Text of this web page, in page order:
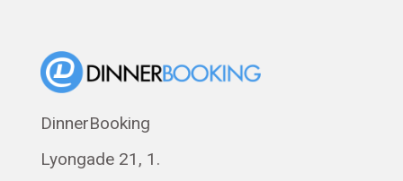
Eesti
Svenska
Français
DinnerBooking
Lyongade 21, 1.